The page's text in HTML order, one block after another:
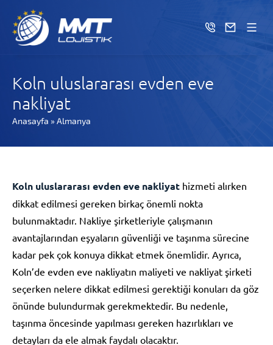
Koln uluslararası evden eve
nakliyat
Anasayfa » Almanya
Koln uluslararası evden eve nakliyat hizmeti alırken
dikkat edilmesi gereken birkaç önemli nokta
bulunmaktadır. Nakliye şirketleriyle çalışmanın
avantajlarından eşyaların güvenliği ve taşınma sürecine
kadar pek çok konuya dikkat etmek önemlidir. Ayrıca,
Koln’de evden eve nakliyatın maliyeti ve nakliyat şirketi
seçerken nelere dikkat edilmesi gerektiği konuları da göz
önünde bulundurmak gerekmektedir. Bu nedenle,
taşınma öncesinde yapılması gereken hazırlıkları ve
detayları da ele almak faydalı olacaktır.